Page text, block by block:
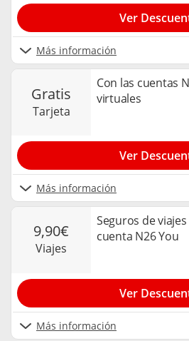
Más información
Ver
gratis
tarjeta
Con las cuentas
virtuales
Más información
Ver
9,90€
viajes
Seguros de
cuenta N26 You
Más información
Ver